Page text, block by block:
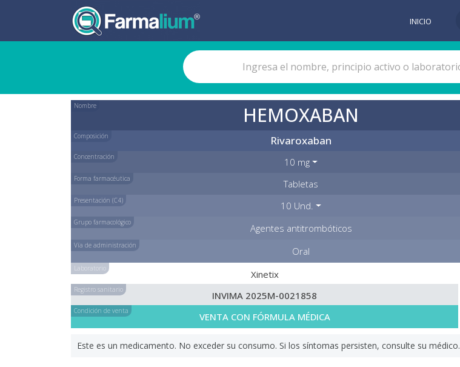
INICIO
Nombre HEMOXABAN
Composición Rivaroxaban
Concentración 10 mg
Forma farmacéutica Tabletas
Presentación (C4) 10 Und.
Grupo farmacológico Agentes antitrombóticos
Vía de administración Oral
Laboratorio Xinetix
Registro sanitario INVIMA 2025M-0021858
Condición de venta VENTA CON FÓRMULA MÉDICA
Este es un medicamento. No exceder su consumo. Si los síntomas persisten, consulte su médico.